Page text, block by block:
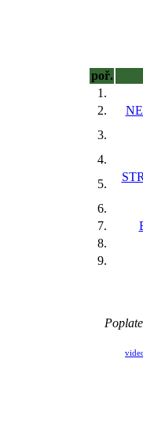
poř.
1.
2.
3.
4.
5.
6.
7.
8.
9.